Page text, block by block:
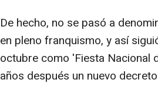
De hecho, no se pasó a
en pleno franquismo, y así
octubre como 'Fiesta Nacional
años después un nuevo